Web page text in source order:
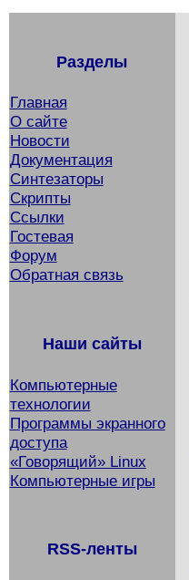
Разделы
Главная
О сайте
Новости
Документация
Синтезаторы
Скрипты
Ссылки
Гостевая
Форум
Обратная связь
Наши сайты
Компьютерные
технологии
Программы экранного
доступа
«Говорящий» Linux
Компьютерные игры
RSS-ленты